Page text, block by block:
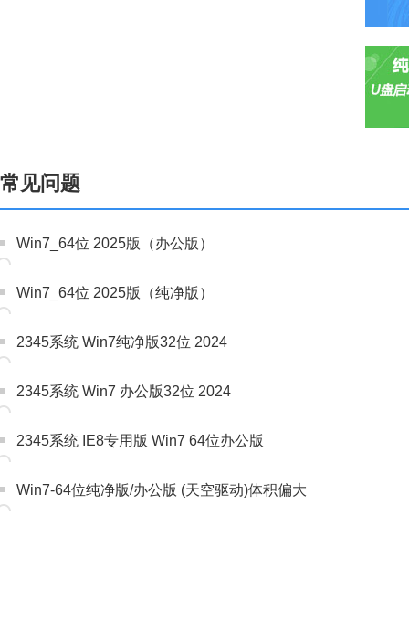
常见问题
Win7_64位 2025版（办公版）
Win7_64位 2025版（纯净版）
2345系统 Win7纯净版32位 2024
2345系统 Win7 办公版32位 2024
2345系统 IE8专用版 Win7 64位办公版
Win7-64位纯净版/办公版 (天空驱动)体积偏大